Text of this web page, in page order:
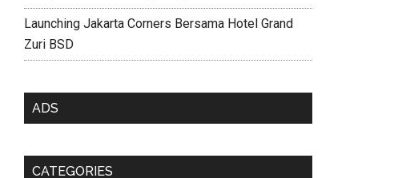
Launching Jakarta Corners Bersama Hotel Grand
Zuri BSD
ADS
CATEGORIES